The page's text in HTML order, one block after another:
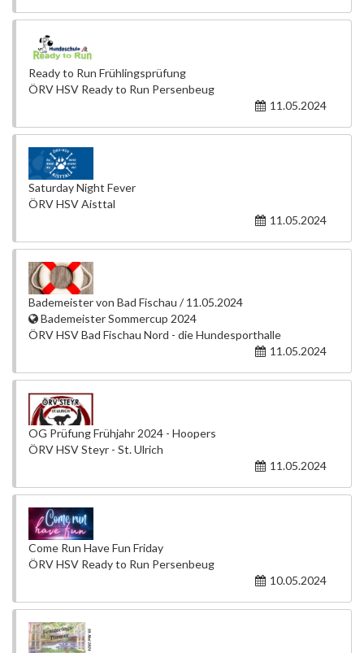
Ready to Run Frühlingsprüfung
ÖRV HSV Ready to Run Persenbeug
11.05.2024
Saturday Night Fever
ÖRV HSV Aisttal
11.05.2024
Bademeister von Bad Fischau / 11.05.2024
Bademeister Sommercup 2024
ÖRV HSV Bad Fischau Nord - die Hundesporthalle
11.05.2024
OG Prüfung Frühjahr 2024 - Hoopers
ÖRV HSV Steyr - St. Ulrich
11.05.2024
Come Run Have Fun Friday
ÖRV HSV Ready to Run Persenbeug
10.05.2024